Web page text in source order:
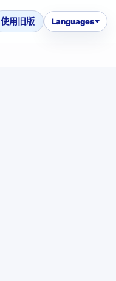
使用旧版 Languages